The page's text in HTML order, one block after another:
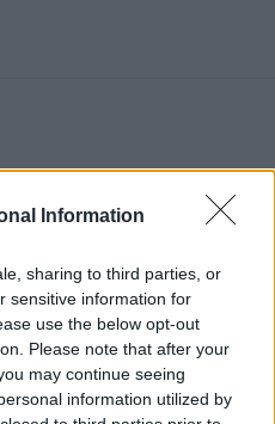
Information
sharing to third parties, or
sensitive information for
use the below opt-out
Please note that after your
may continue seeing
information utilized by
Article suivant
découvrez comment
booster votre tonus et
retrouver votre énergie